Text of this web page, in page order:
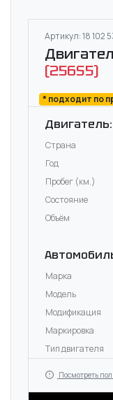
Артикул: 18 102
(256S5)
* подходит по
Двигатель:
Страна
Год
Пробег (км.)
Состояние
Объём
Марка
Модель
Модификация
Маркировка
Тип двигателя
Посмотреть